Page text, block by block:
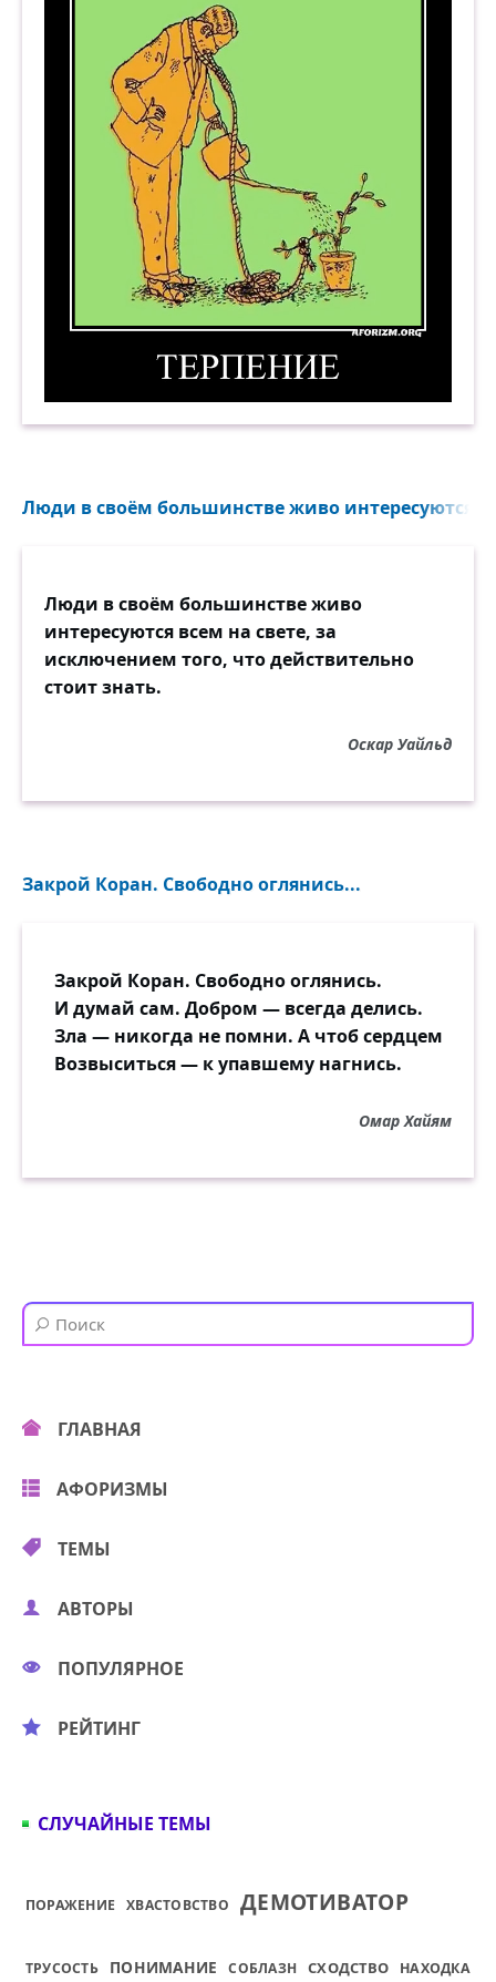
Люди в своём большинстве живо интересуются
Люди в своём большинстве живо
интересуются всем на свете, за
исключением того, что действительно
стоит знать.
Оскар Уайльд
Закрой Коран. Свободно оглянись...
Закрой Коран. Свободно оглянись.
И думай сам. Добром — всегда делись.
Зла — никогда не помни. А чтоб сердцем
Возвыситься — к упавшему нагнись.
Омар Хайям
ГЛАВНАЯ
АФОРИЗМЫ
ТЕМЫ
АВТОРЫ
ПОПУЛЯРНОЕ
РЕЙТИНГ
СЛУЧАЙНЫЕ ТЕМЫ
ПОРАЖЕНИЕ ХВАСТОВСТВО ДЕМОТИВАТОР
ТРУСОСТЬ ПОНИМАНИЕ СОБЛАЗН СХОДСТВО НАХОДКА